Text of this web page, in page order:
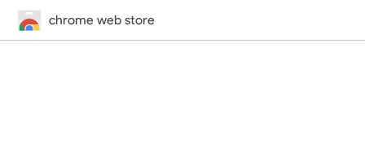
chrome web store